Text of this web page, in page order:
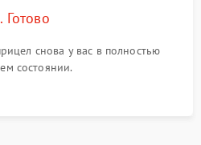
Готово
снова у вас в полностью
состоянии.